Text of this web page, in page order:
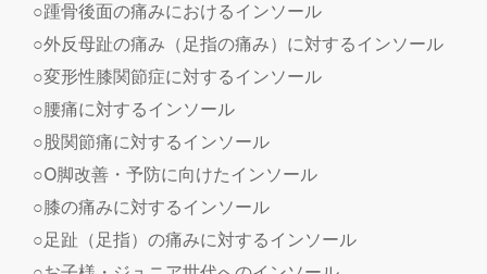
○踵骨後面の痛みにおけるインソール
○外反母趾の痛み（足指の痛み）に対するインソール
○変形性膝関節症に対するインソール
○腰痛に対するインソール
○股関節痛に対するインソール
○O脚改善・予防に向けたインソール
○膝の痛みに対するインソール
○足趾（足指）の痛みに対するインソール